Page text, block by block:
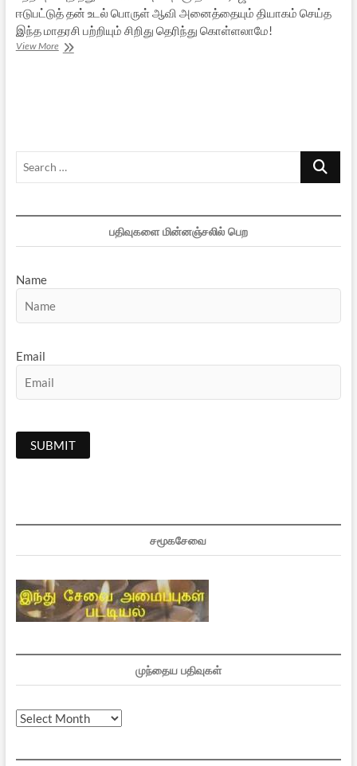
ஈடுபட்டுத் தன் உடல் பொருள் ஆவி அனைத்தையும் தியாகம் செய்த
இந்த மாதரசி பற்றியும் சிறிது தெரிந்து கொள்ளலாமே!
View Moreகுருவுக்கு
Search
பதிவுகளை மின்னஞ்சலில் பெற
Name
Email
சமூகசேவை
முந்தைய பதிவுகள்
முந்தைய